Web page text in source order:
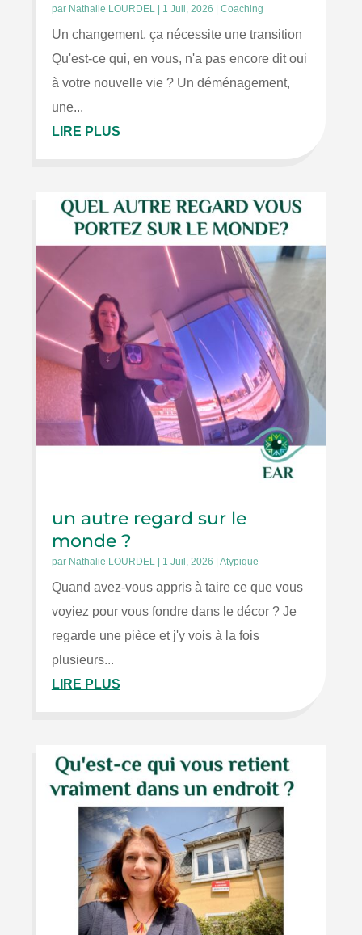
par Nathalie LOURDEL| 1 Juil, 2026 Coaching
Un changement, ça nécessite une transition
Qu'est-ce qui, en vous, n'a pas encore dit oui
à votre nouvelle vie ? Un déménagement,
une...
LIRE PLUS
un autre regard sur le
monde ?
par Nathalie LOURDEL | 1 Juil, 2026 | Atypique
Quand avez-vous appris à taire ce que vous
voyiez pour vous fondre dans le décor ? Je
regarde une pièce et j'y vois à la fois
plusieurs...
LIRE PLUS